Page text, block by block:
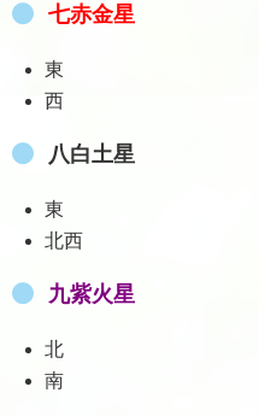
七赤金星
東
西
八白土星
東
北西
九紫火星
北
南